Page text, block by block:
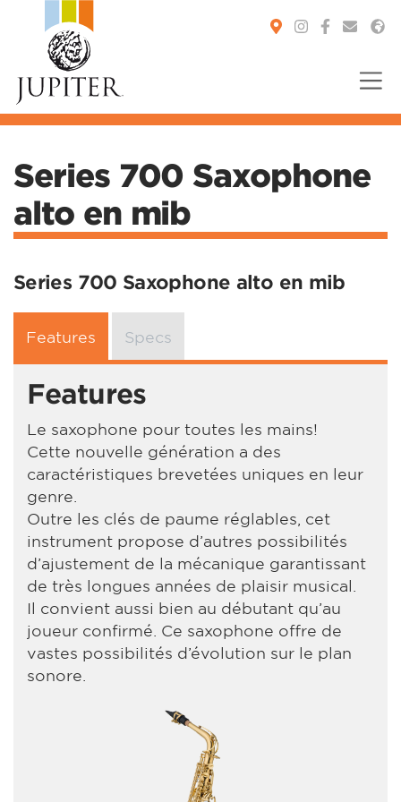
Series 700 Saxophone
alto en mib
Series 700 Saxophone alto en mib
Features Specs
Features
Le saxophone pour toutes les mains!
Cette nouvelle génération a des
caractéristiques brevetées uniques en leur
genre.
Outre les clés de paume réglables, cet
instrument propose d’autres possibilités
d’ajustement de la mécanique garantissant
de très longues années de plaisir musical.
Il convient aussi bien au débutant qu’au
joueur confirmé. Ce saxophone offre de
vastes possibilités d’évolution sur le plan
sonore.